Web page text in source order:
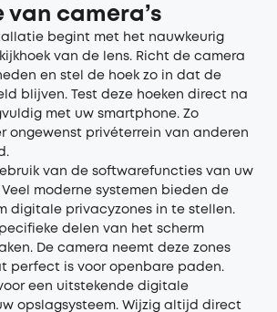
camera’s
begint met het nauwkeurig
van de lens. Richt de camera
en stel de hoek zo in dat de
blijven. Test deze hoeken direct na
met uw smartphone. Zo
ongewenst privéterrein van anderen
van de softwarefuncties van uw
moderne systemen bieden de
digitale privacyzones in te stellen.
delen van het scherm
De camera neemt deze zones
perfect is voor openbare paden.
een uitstekende digitale
opslagsysteem. Wijzig altijd direct